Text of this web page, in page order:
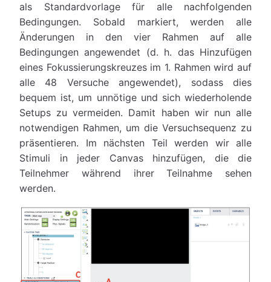
als Standardvorlage für alle nachfolgenden
Bedingungen. Sobald markiert, werden alle
Änderungen in den vier Rahmen auf alle
Bedingungen angewendet (d. h. das Hinzufügen
eines Fokussierungskreuzes im 1. Rahmen wird auf
alle 48 Versuche angewendet), sodass dies
bequem ist, um unnötige und sich wiederholende
Setups zu vermeiden. Damit haben wir nun alle
notwendigen Rahmen, um die Versuchsequenz zu
präsentieren. Im nächsten Teil werden wir alle
Stimuli in jeder Canvas hinzufügen, die die
Teilnehmer während ihrer Teilnahme sehen
werden.